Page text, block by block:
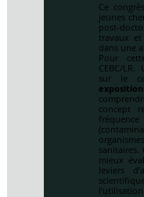
Ce
jeunes
post-
travaux
dans une
Pour
CEBC/
sur le
concept
sanitaires.
mieux
leviers